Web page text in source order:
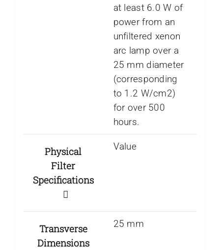
at least 6.0 W of
power from an
unfiltered xenon
arc lamp over a
25 mm diameter
(corresponding
to 1.2 W/cm2)
for over 500
hours.
Physical
Filter
Specifications
Value
Transverse
Dimensions
25 mm